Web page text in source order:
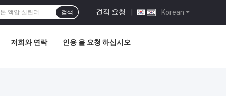
Korean
견적 요청 |
검색
저희와 연락 인용 을 요청 하십시오